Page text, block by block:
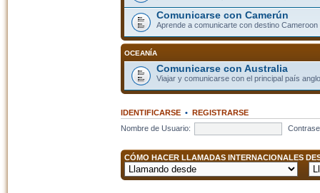
Comunicarse con Camerún
Aprende a comunicarte con destino Cameroon
OCEANÍA
Comunicarse con Australia
Viajar y comunicarse con el principal país
IDENTIFICARSE• REGISTRARSE
Nombre de Usuario:
CÓMO HACER LLAMADAS INTERNACIONALES